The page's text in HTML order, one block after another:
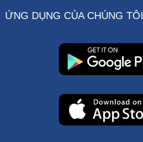
ỨNG DỤNG CỦA CHÚNG TÔI